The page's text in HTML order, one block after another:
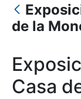
Mostra/
de la
Casa